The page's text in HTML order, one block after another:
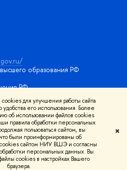
для улучшения работы сайта
его использования. Более
об использовании файлов cookies
правила обработки персональных
пользоваться сайтом, вы
были проинформированы об
cookies сайтом НИУ ВШЭ и согласны
персональных данных. Вы
cookies в настройках Вашего
браузера.
✖
образования РФ
РФ
курсы
и контактыУсловия
Политика конфиденциальности
разработаны вШколе дизайна НИУ